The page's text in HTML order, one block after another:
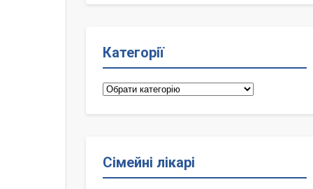
Категорії
Категорії
Сімейні лікарі